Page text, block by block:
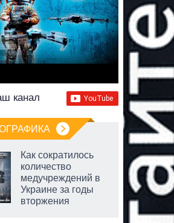
канал
Как сократилось
количество
медучреждений в
Украине за годы
вторжения